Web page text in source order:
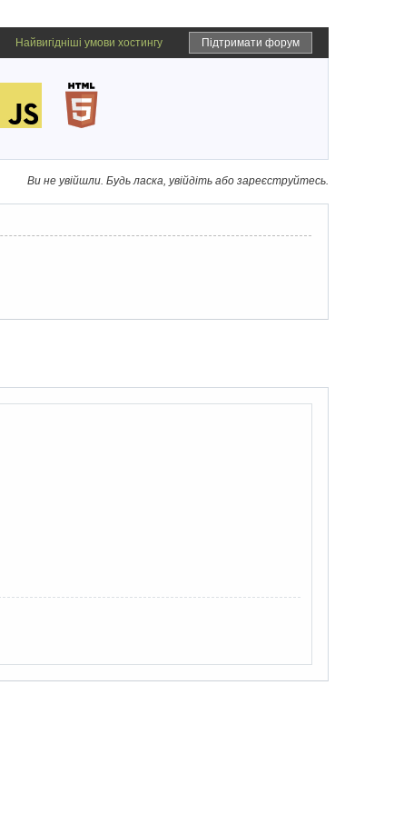
Підтримати форум
Найвигідніші умови хостингу
Ви не увійшли. Будь ласка, увійдіть або зареєструйтесь.